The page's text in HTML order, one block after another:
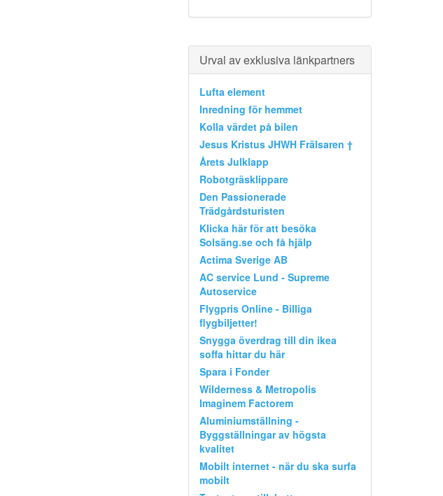
Urval av exklusiva länkpartners
Lufta element
Inredning för hemmet
Kolla värdet på bilen
Jesus Kristus JHWH Frälsaren †
Årets Julklapp
Robotgräsklippare
Den Passionerade
Trädgårdsturisten
Klicka här för att besöka
Solsäng.se och få hjälp
Actima Sverige AB
AC service Lund - Supreme
Autoservice
Flygpris Online - Billiga
flygbiljetter!
Snygga överdrag till din ikea
soffa hittar du här
Spara i Fonder
Wilderness & Metropolis
Imaginem Factorem
Aluminiumställning -
Byggställningar av högsta
kvalitet
Mobilt internet - när du ska surfa
mobilt